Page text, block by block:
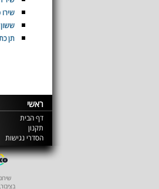
שירו
ששון
תן
ראשי
דף הבית
תקנון
הסדרי נגישות